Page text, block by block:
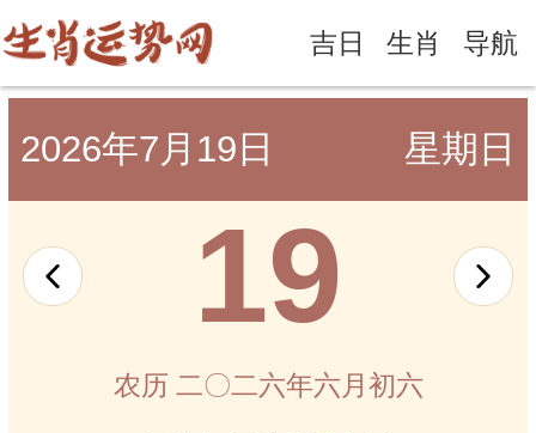
吉日 生肖 导航
2026年7月19日 星期日
19
农历 二〇二六年六月初六